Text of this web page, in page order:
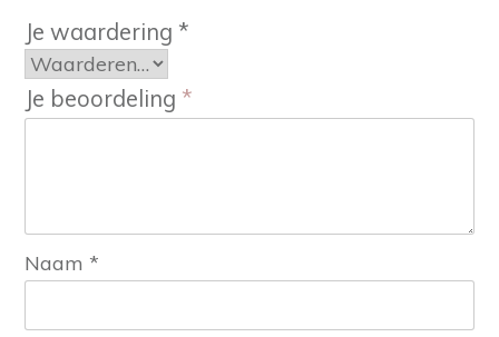
Je waardering *
Je beoordeling *
Naam *